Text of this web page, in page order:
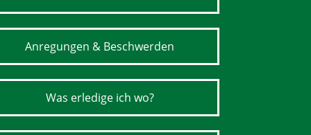
Anregungen & Beschwerden
Was erledige ich wo?